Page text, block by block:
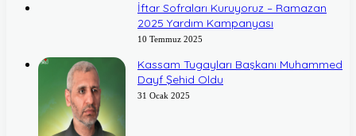
İftar Sofraları Kuruyoruz – Ramazan
2025 Yardım Kampanyası
10 Temmuz 2025
Kassam Tugayları Başkanı Muhammed
Dayf Şehid Oldu
31 Ocak 2025